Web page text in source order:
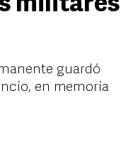
guardó
en memoria